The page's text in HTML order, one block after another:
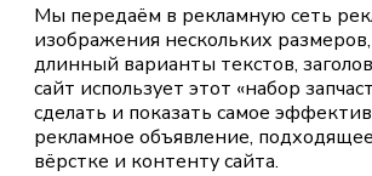
Мы передаём в рекламную сеть
изображения нескольких
длинный варианты текстов,
сайт использует этот «набор
сделать и показать самое
рекламное объявление,
вёрстке и контенту сайта.